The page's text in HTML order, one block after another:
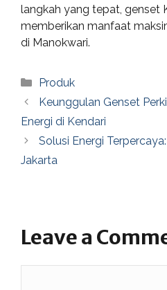
langkah yang tepat, genset
memberikan manfaat
di Manokwari.
Categories
Produk
Keunggulan Genset
Energi di Kendari
Solusi Energi
Jakarta
Leave a